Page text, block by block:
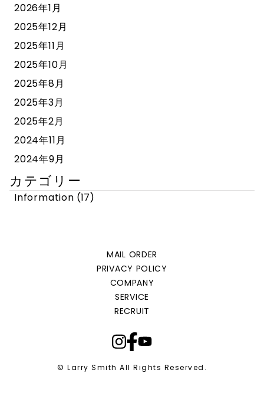
2026年1月
2025年12月
2025年11月
2025年10月
2025年8月
2025年3月
2025年2月
2024年11月
2024年9月
カテゴリー
Information (17)
MAIL ORDER
PRIVACY POLICY
COMPANY
SERVICE
RECRUIT
© Larry Smith All Rights Reserved.